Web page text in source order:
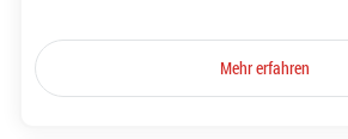
Mehr erfahren